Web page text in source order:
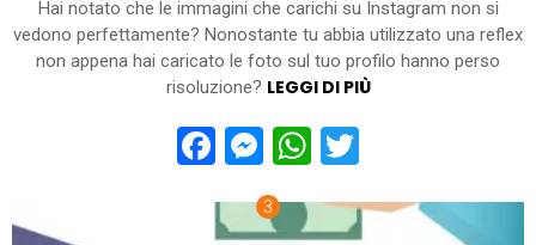
Hai notato che le immagini che carichi su Instagram non si
vedono perfettamente? Nonostante tu abbia utilizzato una reflex
non appena hai caricato le foto sul tuo profilo hanno perso
risoluzione? LEGGI DI PIÙ
Facebook
Messenger
WhatsApp